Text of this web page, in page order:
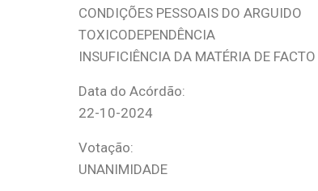
CONDIÇÕES PESSOAIS DO ARGUIDO
TOXICODEPENDÊNCIA
INSUFICIÊNCIA DA MATÉRIA DE FACTO
Data do Acórdão:
22-10-2024
Votação:
UNANIMIDADE